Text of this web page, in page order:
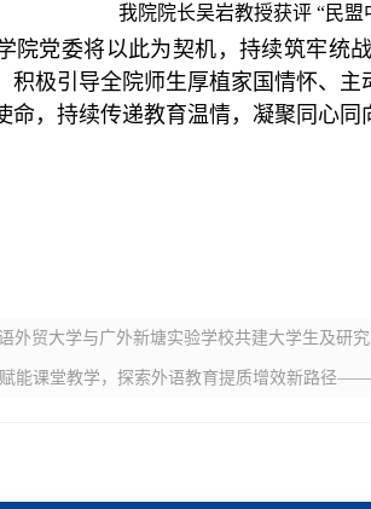
我院院长吴岩教授获评 “民盟
院党委将以此为契机，持续筑牢统
积极引导全院师生厚植家国情怀、
命，持续传递教育温情，凝聚同心
外贸大学与广外新塘实验学校共建大学生及研
能课堂教学，探索外语教育提质增效新路径